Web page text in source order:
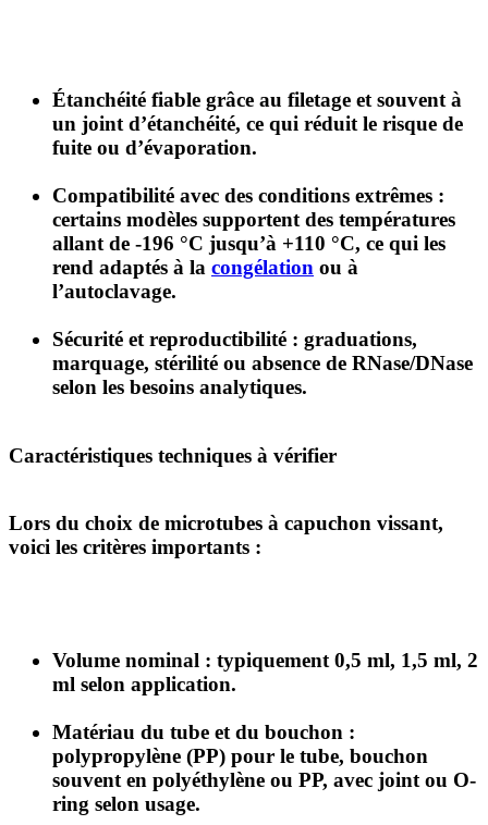
Étanchéité fiable grâce au filetage et souvent à
un joint d’étanchéité, ce qui réduit le risque de
fuite ou d’évaporation.
Compatibilité avec des conditions extrêmes :
certains modèles supportent des températures
allant de -196 °C jusqu’à +110 °C, ce qui les
rend adaptés à la congélation ou à
l’autoclavage.
Sécurité et reproductibilité : graduations,
marquage, stérilité ou absence de RNase/DNase
selon les besoins analytiques.
Caractéristiques techniques à vérifier
Lors du choix de microtubes à capuchon vissant,
voici les critères importants :
Volume nominal : typiquement 0,5 ml, 1,5 ml, 2
ml selon application.
Matériau du tube et du bouchon :
polypropylène (PP) pour le tube, bouchon
souvent en polyéthylène ou PP, avec joint ou O-
ring selon usage.